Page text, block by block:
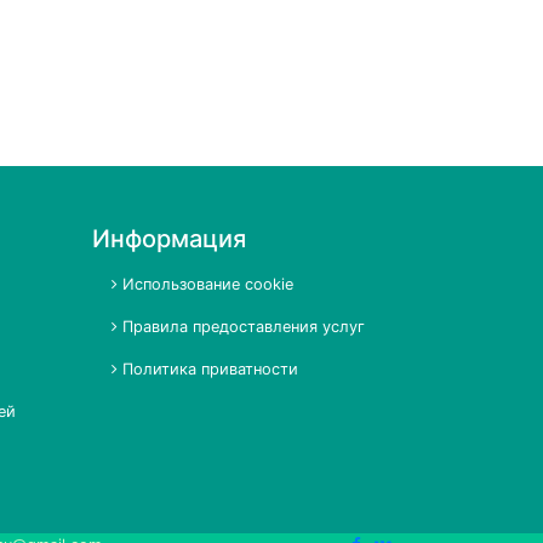
Информация
Использование cookie
Правила предоставления услуг
Политика приватности